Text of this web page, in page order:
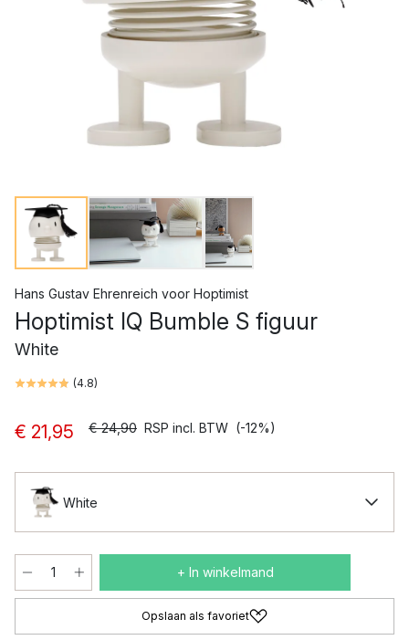
Hans Gustav Ehrenreich voor Hoptimist
Hoptimist IQ Bumble S figuur
White
(4.8)
€ 21,95 € 24,90 RSP incl. BTW (-12%)
White
+ In winkelmand
Opslaan als favoriet